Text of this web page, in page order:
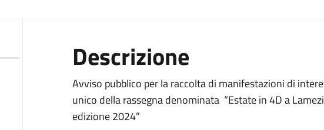
Descrizione
Avviso pubblico per la raccolta di manifestazioni di
unico della rassegna denominata “Estate in 4D a
edizione 2024”